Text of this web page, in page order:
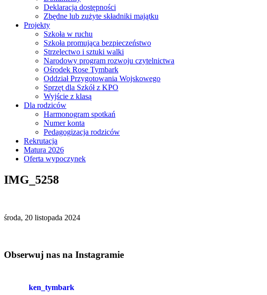
Deklaracja dostępności
Zbędne lub zużyte składniki majątku
Projekty
Szkoła w ruchu
Szkoła promująca bezpieczeństwo
Strzelectwo i sztuki walki
Narodowy program rozwoju czytelnictwa
Ośrodek Rose Tymbark
Oddział Przygotowania Wojskowego
Sprzęt dla Szkół z KPO
Wyjście z klasą
Dla rodziców
Harmonogram spotkań
Numer konta
Pedagogizacja rodziców
Rekrutacja
Matura 2026
Oferta wypoczynek
IMG_5258
środa, 20 listopada 2024
Obserwuj nas na Instagramie
ken_tymbark